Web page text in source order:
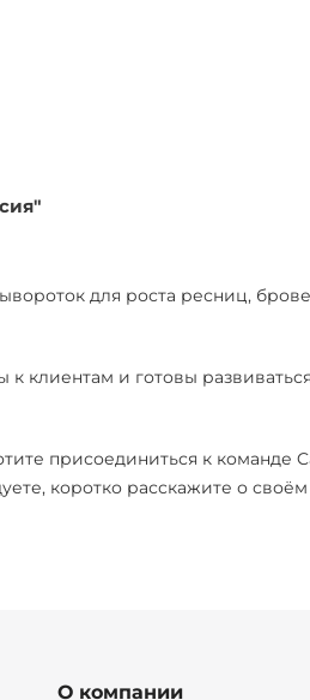
для роста ресниц,
и готовы
присоединиться к команде
коротко расскажите о
О компании